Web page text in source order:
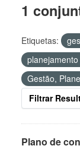
1
Etiquetas:
planejamento
Gestão,
Filtrar
Plano de